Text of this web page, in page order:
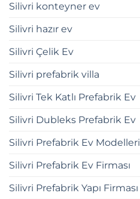
Silivri konteyner ev
Silivri hazır ev
Silivri Çelik Ev
Silivri prefabrik villa
Silivri Tek Katlı Prefabrik Ev
Silivri Dubleks Prefabrik Ev
Silivri Prefabrik Ev Modelleri
Silivri Prefabrik Ev Firması
Silivri Prefabrik Yapı Firması